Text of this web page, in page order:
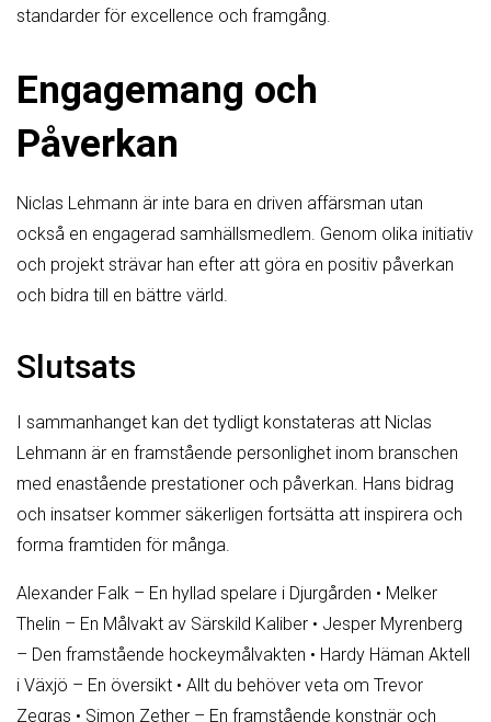
standarder för excellence och framgång.
Engagemang och
Påverkan
Niclas Lehmann är inte bara en driven affärsman utan
också en engagerad samhällsmedlem. Genom olika initiativ
och projekt strävar han efter att göra en positiv påverkan
och bidra till en bättre värld.
Slutsats
I sammanhanget kan det tydligt konstateras att Niclas
Lehmann är en framstående personlighet inom branschen
med enastående prestationer och påverkan. Hans bidrag
och insatser kommer säkerligen fortsätta att inspirera och
forma framtiden för många.
Alexander Falk – En hyllad spelare i Djurgården • Melker
Thelin – En Målvakt av Särskild Kaliber • Jesper Myrenberg
– Den framstående hockeymålvakten • Hardy Häman Aktell
i Växjö – En översikt • Allt du behöver veta om Trevor
Zegras • Simon Zether – En framstående konstnär och